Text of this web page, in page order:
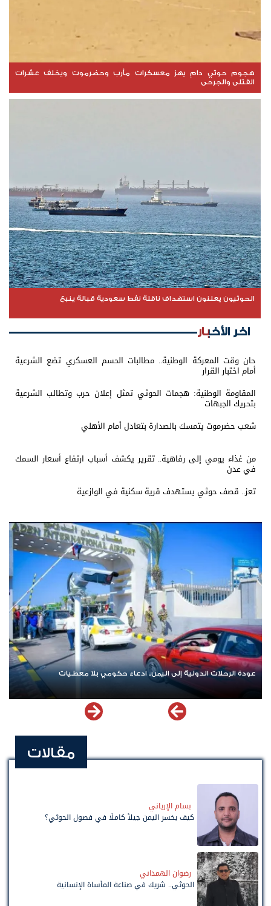
هجوم حوثي دامٍ يهز معسكرات مأرب وحضرموت ويخلف عشرات
القتلى والجرحى
الحوثيون يعلنون استهداف ناقلة نفط سعودية قبالة ينبع
اخر الأخبار
حان وقت المعركة الوطنية.. مطالبات الحسم العسكري تضع الشرعية
أمام اختبار القرار
المقاومة الوطنية: هجمات الحوثي تمثل إعلان حرب وتطالب الشرعية
بتحريك الجبهات
شعب حضرموت يتمسك بالصدارة بتعادل أمام الأهلي
من غذاء يومي إلى رفاهية.. تقرير يكشف أسباب ارتفاع أسعار السمك
في عدن
تعز.. قصف حوثي يستهدف قرية سكنية في الوازعية
عودة الرحلات الدولية إلى اليمن.. ادعاء حكومي بلا معطيات
مقالات
بسام الإرياني
كيف يخسر اليمن جيلاً كاملًا في فصول الحوثي؟
رضوان الهمداني
الحوثي.. شريك في صناعة المأساة الإنسانية